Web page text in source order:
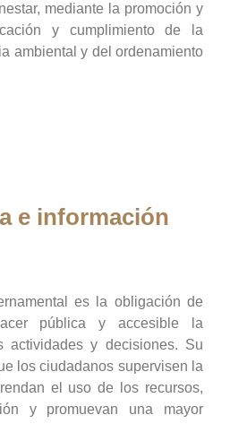
mediante la promoción y
y cumplimiento de la
ambiental y del ordenamiento
e información
es la obligación de
pública y accesible la
actividades y decisiones. Su
los ciudadanos supervisen la
el uso de los recursos,
y promuevan una mayor